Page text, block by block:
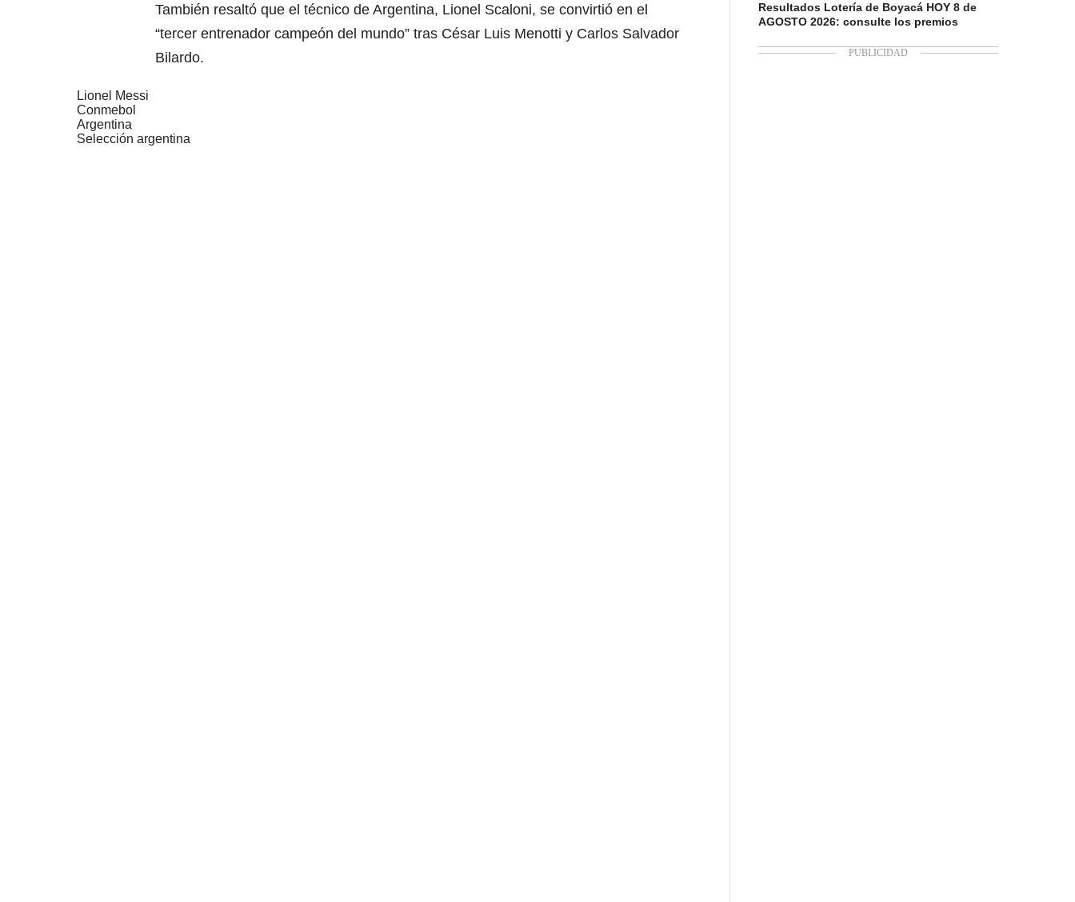
También resaltó que el técnico de Argentina, Lionel Scaloni, se convirtió en el
“tercer entrenador campeón del mundo” tras César Luis Menotti y Carlos Salvador
Bilardo.
Lionel Messi
Conmebol
Argentina
Selección argentina
Resultados Lotería de Boyacá HOY 8 de
AGOSTO 2026: consulte los premios